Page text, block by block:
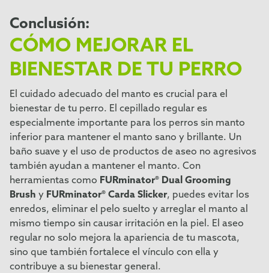
Conclusión:
CÓMO MEJORAR EL
BIENESTAR DE TU PERRO
El cuidado adecuado del manto es crucial para el
bienestar de tu perro. El cepillado regular es
especialmente importante para los perros sin manto
inferior para mantener el manto sano y brillante. Un
baño suave y el uso de productos de aseo no agresivos
también ayudan a mantener el manto. Con
herramientas como FURminator® Dual Grooming
Brush y FURminator® Carda Slicker, puedes evitar los
enredos, eliminar el pelo suelto y arreglar el manto al
mismo tiempo sin causar irritación en la piel. El aseo
regular no solo mejora la apariencia de tu mascota,
sino que también fortalece el vínculo con ella y
contribuye a su bienestar general.